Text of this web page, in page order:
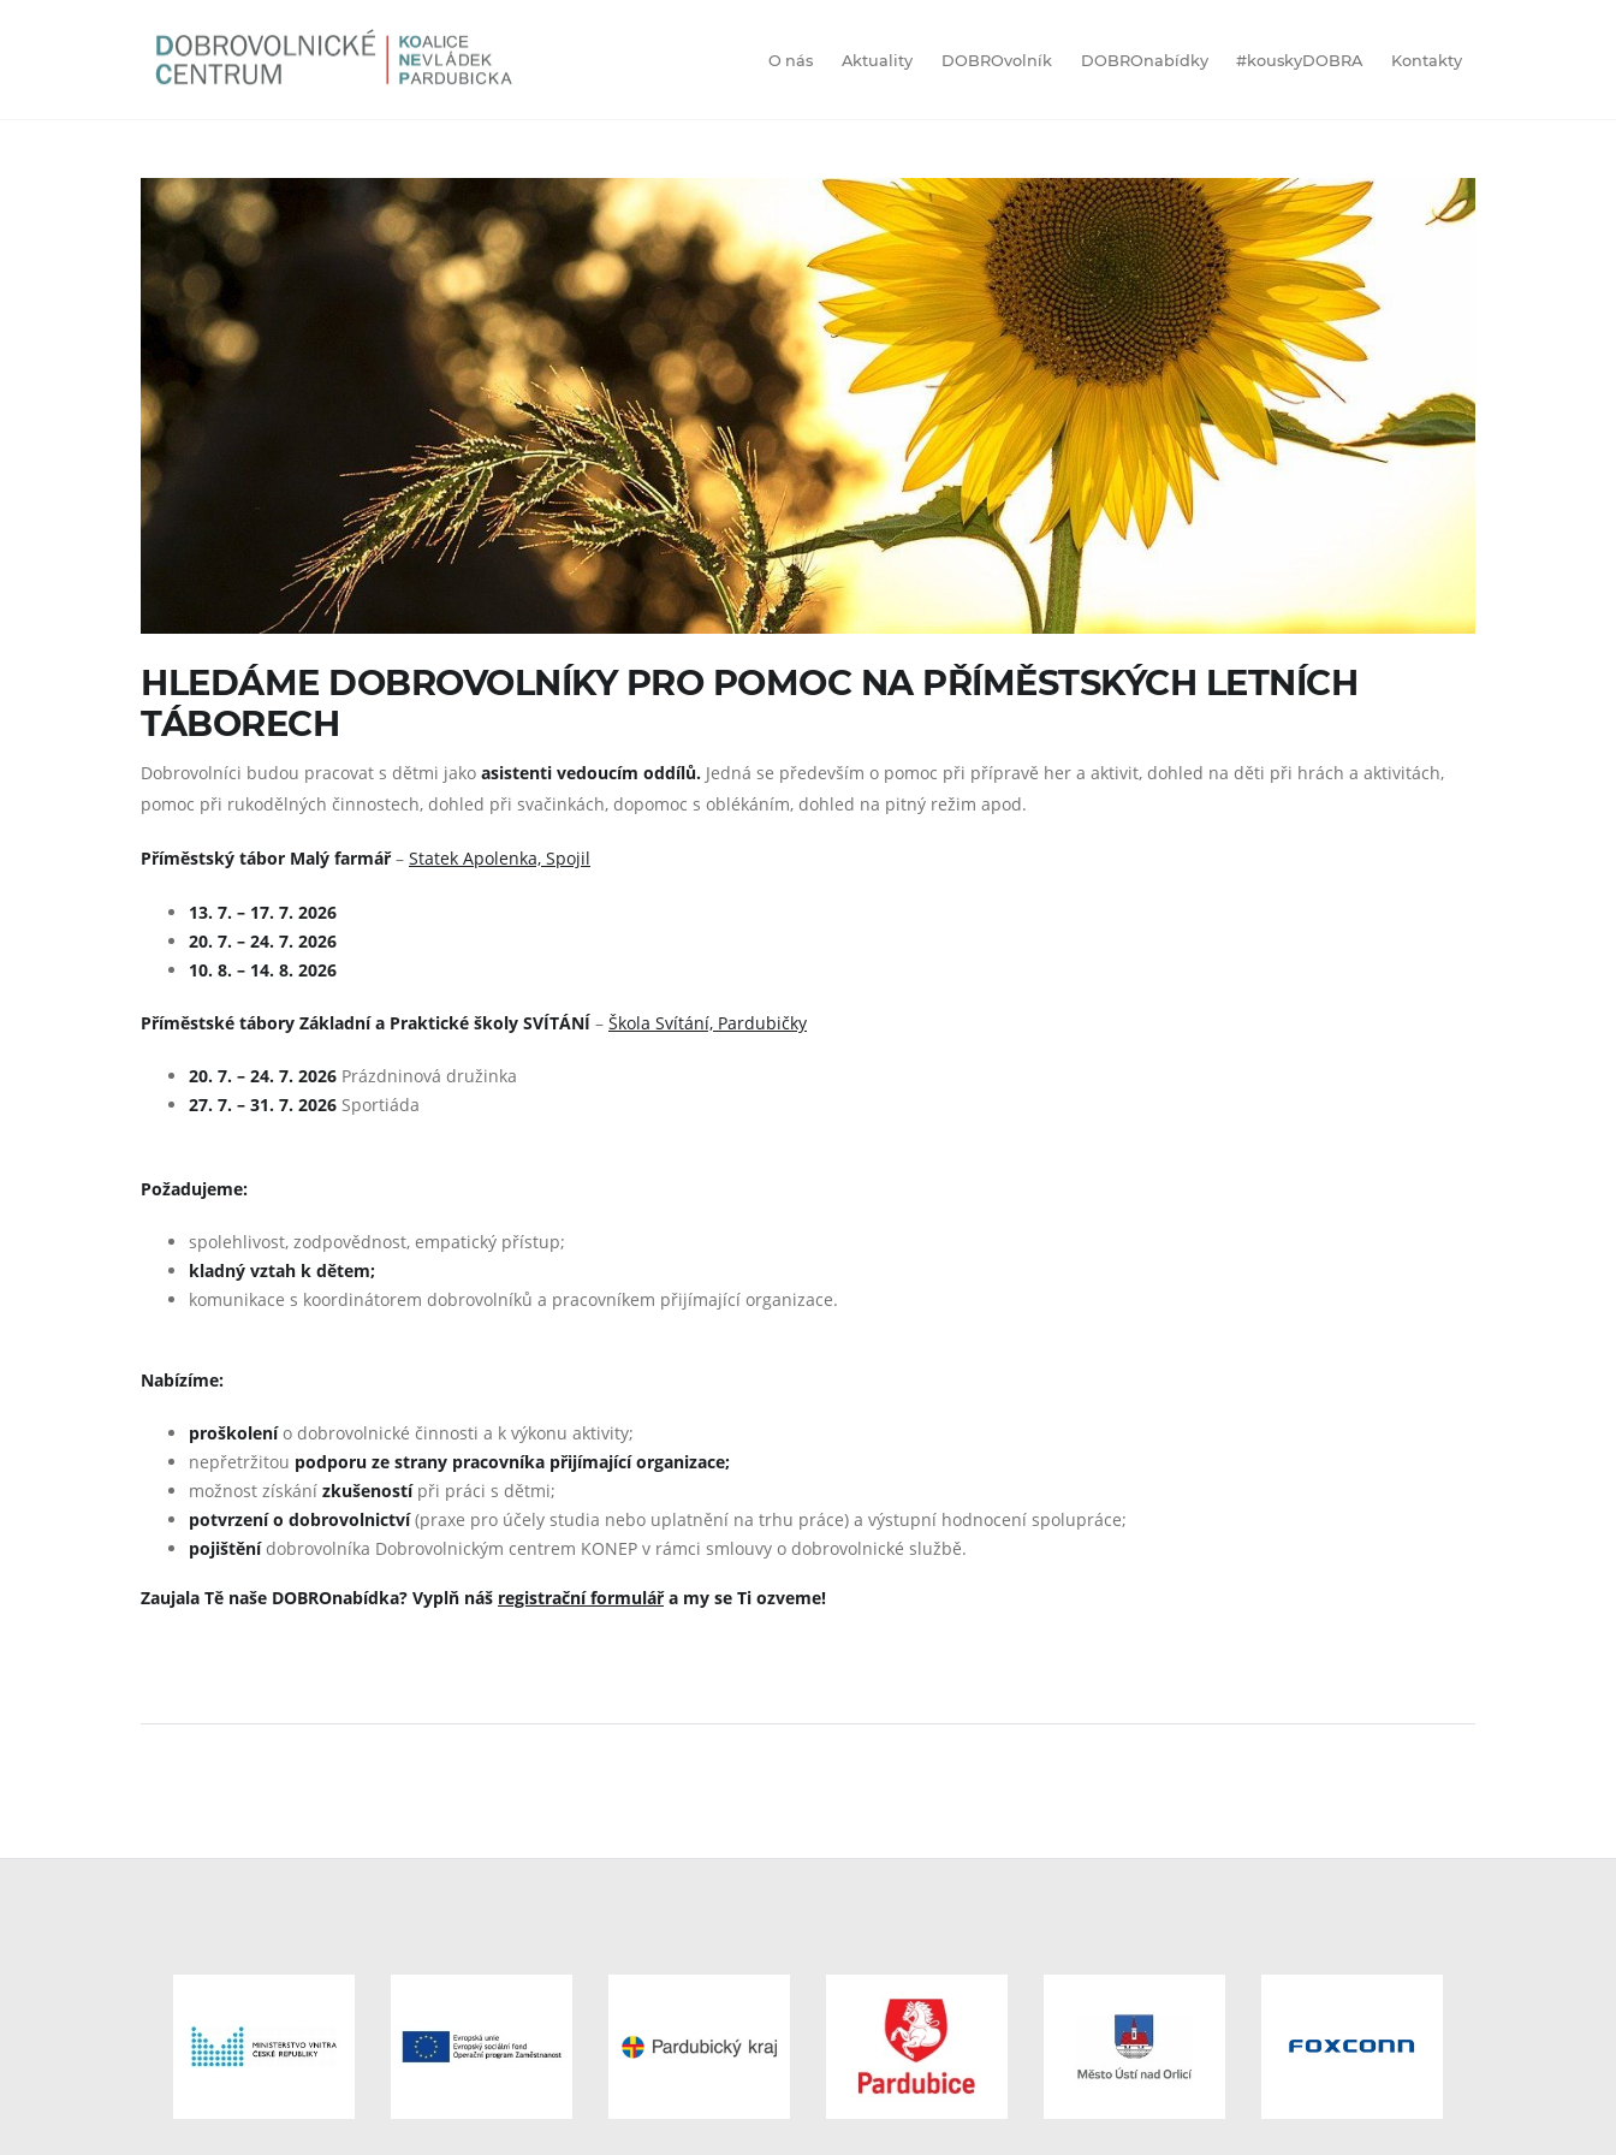
O nás Aktuality DOBROvolník DOBROnabídky #kouskyDOBRA Kontakty
HLEDÁME DOBROVOLNÍKY PRO POMOC NA PŘÍMĚSTSKÝCH LETNÍCH
TÁBORECH
Dobrovolníci budou pracovat s dětmi jako asistenti vedoucím oddílů. Jedná se především o pomoc při přípravě her a aktivit, dohled na děti při hrách a aktivitách,
pomoc při rukodělných činnostech, dohled při svačinkách, dopomoc s oblékáním, dohled na pitný režim apod.
Příměstský tábor Malý farmář– Statek Apolenka, Spojil
13. 7. – 17. 7. 2026
20. 7. – 24. 7. 2026
10. 8. – 14. 8. 2026
Příměstské tábory Základní a Praktické školy SVÍTÁNÍ – Škola Svítání, Pardubičky
20. 7. – 24. 7. 2026 Prázdninová družinka
27. 7. – 31. 7. 2026 Sportiáda
Požadujeme:
spolehlivost, zodpovědnost, empatický přístup;
kladný vztah k dětem;
komunikace s koordinátorem dobrovolníků a pracovníkem přijímající organizace.
Nabízíme:
proškolenío dobrovolnické činnosti a k výkonu aktivity;
nepřetržitou podporu ze strany pracovníka přijímající organizace;
možnost získání zkušenostípři práci s dětmi;
potvrzení o dobrovolnictví(praxe pro účely studia nebo uplatnění na trhu práce) a výstupní hodnocení spolupráce;
pojištěnídobrovolníka Dobrovolnickým centrem KONEP v rámci smlouvy o dobrovolnické službě.
Zaujala Tě naše DOBROnabídka? Vyplň náš registrační formulářa my se Ti ozveme!